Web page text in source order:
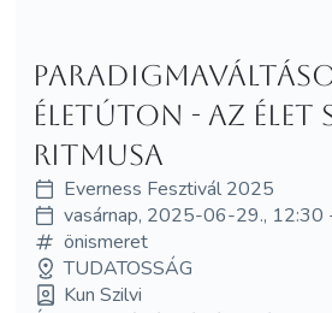
életúton - az élet
ritmusa
Everness Fesztivál 2025
vasárnap, 2025-06-29., 12:30
önismeret
TUDATOSSÁG
Kun Szilvi